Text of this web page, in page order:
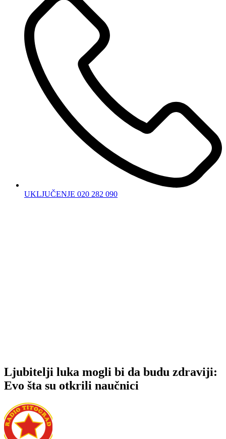
UKLJUČENJE 020 282 090
Ljubitelji luka mogli bi da budu zdraviji:
Evo šta su otkrili naučnici